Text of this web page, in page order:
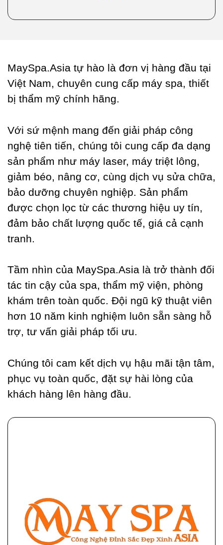
MaySpa.Asia tự hào là đơn vị hàng đầu tại
Việt Nam, chuyên cung cấp máy spa, thiết
bị thẩm mỹ chính hãng.
Với sứ mệnh mang đến giải pháp công
nghệ tiên tiến, chúng tôi cung cấp đa dạng
sản phẩm như máy laser, máy triệt lông,
giảm béo, nâng cơ, cùng dịch vụ sửa chữa,
bảo dưỡng chuyên nghiệp. Sản phẩm
được chọn lọc từ các thương hiệu uy tín,
đảm bảo chất lượng quốc tế, giá cả cạnh
tranh.
Tầm nhìn của MaySpa.Asia là trở thành đối
tác tin cậy của spa, thẩm mỹ viện, phòng
khám trên toàn quốc. Đội ngũ kỹ thuật viên
hơn 10 năm kinh nghiệm luôn sẵn sàng hỗ
trợ, tư vấn giải pháp tối ưu.
Chúng tôi cam kết dịch vụ hậu mãi tận tâm,
phục vụ toàn quốc, đặt sự hài lòng của
khách hàng lên hàng đầu.